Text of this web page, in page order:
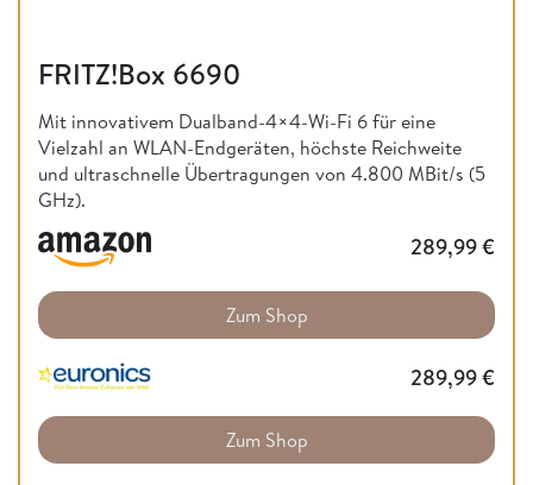
FRITZ!Box 6690
Mit innovativem Dualband-4×4-Wi-Fi 6 für eine
Vielzahl an WLAN-Endgeräten, höchste Reichweite
und ultraschnelle Übertragungen von 4.800 MBit/s (5
GHz).
289,99€
Zum Shop
289,99€
Zum Shop